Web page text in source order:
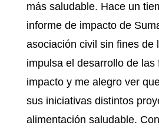
más saludable. Hace un
informe de impacto de
asociación civil sin fines de
impulsa el desarrollo de las
impacto y me alegro ver
sus iniciativas distintos
alimentación saludable.